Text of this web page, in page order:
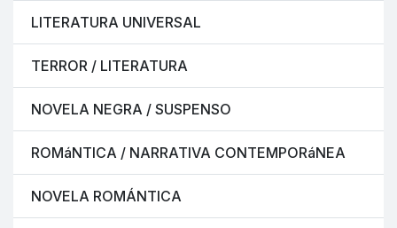
LITERATURA UNIVERSAL
TERROR / LITERATURA
NOVELA NEGRA / SUSPENSO
ROMáNTICA / NARRATIVA CONTEMPORáNEA
NOVELA ROMÁNTICA